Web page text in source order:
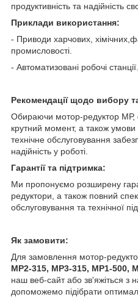
продуктивність та надійність
Приклади використання:
- Приводи харчових,
промисловості.
- Автоматизовані робочі станції.
Рекомендації щодо вибору
Обираючи мотор-редуктор МР,
крутний момент, а також умови
технічне обслуговування
надійність у роботі.
Гарантії та підтримка:
Ми пропонуємо розширену
редуктори, а також повний
обслуговування та технічної
Як замовити:
Для замовлення мотор-
МР2-315, МР3-315, МР1-500,
наш веб-сайт або зв'яжіться з
допоможемо підібрати